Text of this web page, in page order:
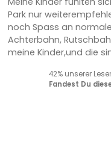
Park nur
noch Spass an
Achterbahn,
meine Kinder,und die
42% unserer
Fandest Du